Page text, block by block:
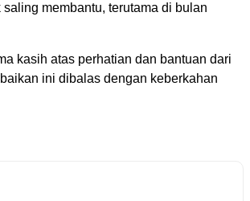
membantu, terutama di bulan
kasih atas perhatian dan bantuan dari
ini dibalas dengan keberkahan